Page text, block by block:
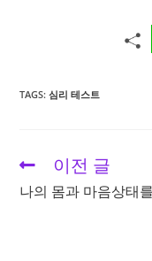
TAGS:심리 테스트
Read
articles
이전 글
나의 몸과 마음상태